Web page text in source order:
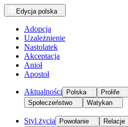
Edycja polska
Adopcja
Uzależnienie
Nastolatek
Akceptacja
Anioł
Apostoł
Aktualności Polska Prolife
Społeczeństwo
Watykan
Styl życia Powołanie Relacje